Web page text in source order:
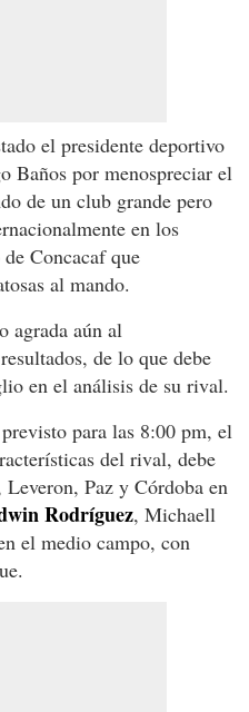
el presidente deportivo
Baños por menospreciar el
de un club grande pero
en los
Concacaf que
al mando.
agrada aún al
de lo que debe
en el análisis de su rival.
para las 8:00 pm, el
del rival, debe
Paz y Córdoba en
Rodríguez, Michaell
el medio campo, con